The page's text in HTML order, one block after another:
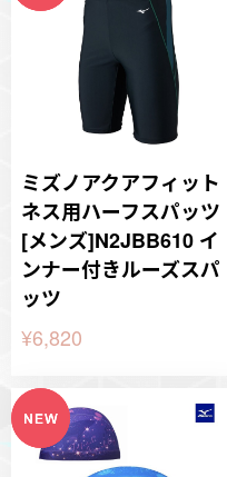
ミズノアクアフィット
ネス用ハーフスパッツ
[メンズ]N2JBB610 イ
ンナー付きルーズスパ
ッツ
¥6,820